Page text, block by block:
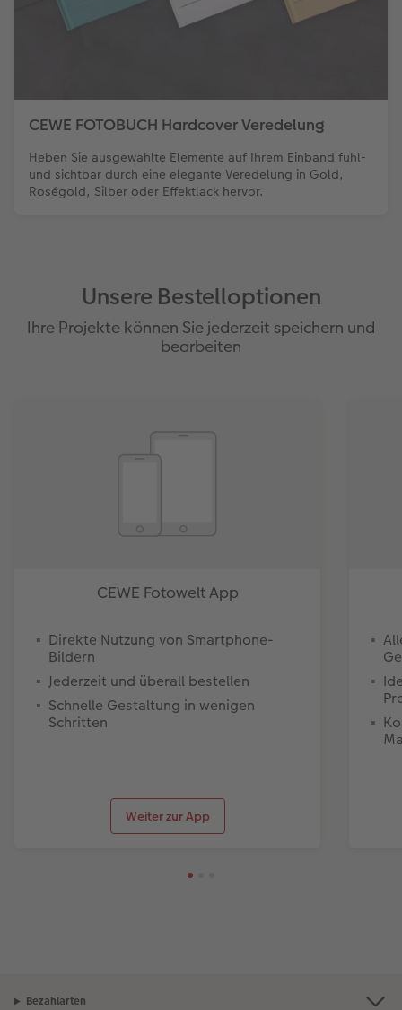
CEWE FOTOBUCH Hardcover Veredelung
Heben Sie ausgewählte Elemente auf Ihrem Einband fühl-
und sichtbar durch eine elegante Veredelung in Gold,
Roségold, Silber oder Effektlack hervor.
Unsere Bestelloptionen
Ihre Projekte können Sie jederzeit speichern und
bearbeiten
CEWE Fotowelt App
Direkte Nutzung von Smartphone-
Bildern
Jederzeit und überall bestellen
Schnelle Gestaltung in wenigen
Schritten
Weiter zur App
Bezahlarten